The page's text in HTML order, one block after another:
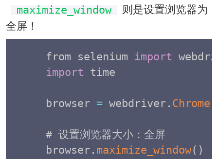
maximize_window
则是设置浏览器为
全屏！
from selenium import
import time
browser = webdriver. Chrome
# 设置浏览器大小：全屏
browser. maximize_window( )